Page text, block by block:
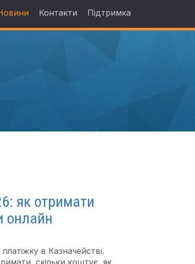
Контакти Підтримка
як отримати
онлайн
в Казначействі.
скільки коштує, як